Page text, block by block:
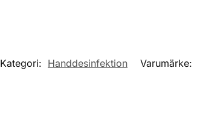
Kategori: Handdesinfektion Varumärke: